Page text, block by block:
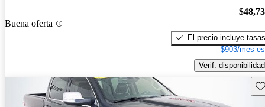
Buena oferta
El precio incluye tasas
$903/mes
Verif. disponibilidad